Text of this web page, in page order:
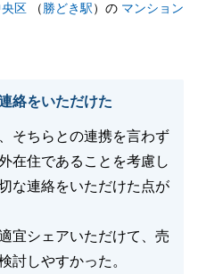
っかりと受け止め、無事
ましたことをスタッフ一
談はもちろん、日々の暮
ざいましたら、些細なこ
気軽にお声がけくださ
より素晴らしいものとな
上げます。
ほど、何卒よろしくお願
区 （ 勝どき駅）の マンション
絡をいただけた
そちらとの連携を言わず
在住であることを考慮し
な連絡をいただけた点が
宜シェアいただけて、売
討しやすかった。